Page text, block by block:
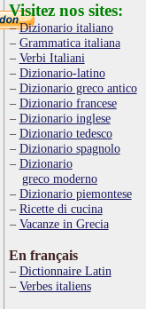
Visitez nos sites:
Dizionario italiano
Grammatica italiana
Verbi Italiani
Dizionario-latino
Dizionario greco antico
Dizionario francese
Dizionario inglese
Dizionario tedesco
Dizionario spagnolo
Dizionario
greco moderno
Dizionario piemontese
Ricette di cucina
Vacanze in Grecia
En français
Dictionnaire Latin
Verbes italiens